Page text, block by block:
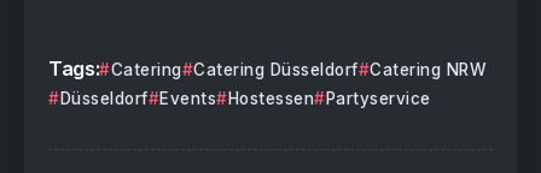
Tags: Catering Catering Düsseldorf
Catering NRW
Düsseldorf
Events Hostessen Partyservice